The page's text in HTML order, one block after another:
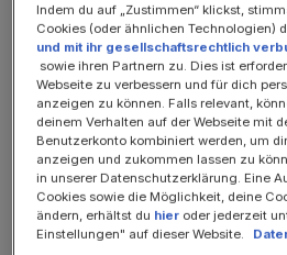
3,00 €
pro Stück
Inhalt:195 Gramm (1,54 € / 100
Preise inkl. MwSt. zzgl.
Indem du auf „Zustimmen“ klickst,
Cookies (oder ähnlichen Technologien)
und mit ihr gesellschaftsrechtlich
sowie ihren Partnern zu. Dies ist
Webseite zu verbessern und für dich
anzeigen zu können. Falls relevant,
deinem Verhalten auf der Webseite mit
Benutzerkonto kombiniert werden, um
anzeigen und zukommen lassen zu
in unserer Datenschutzerklärung. Eine
Cookies sowie die Möglichkeit, deine
ändern, erhältst du hier oder jederzeit
Einstellungen" auf dieser Website.